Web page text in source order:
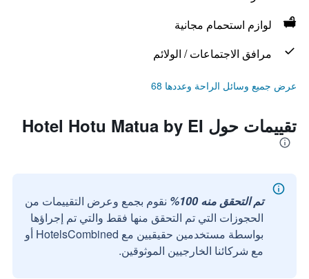
لوازم استحمام مجانية
مرافق الاجتماعات / الولائم
عرض جميع وسائل الراحة وعددها 68
تقييمات حول Hotel Hotu Matua by EI
تم التحقق منه 100%
نقوم بجمع وعرض التقييمات من
الحجوزات التي تم التحقق منها فقط والتي تم إجراؤها
بواسطة مستخدمين حقيقيين مع HotelsCombined أو
مع شركائنا الخارجيين الموثوقين.